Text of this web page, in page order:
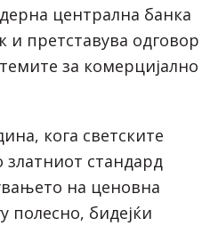
централна банка
и претставува одговор
за комерцијално
кога светските
златниот стандард
на ценовна
полесно, бидејќи